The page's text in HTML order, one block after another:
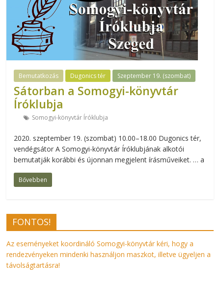
Bemutatkozás Dugonics tér Szeptember 19. (szombat)
Sátorban a Somogyi-könyvtár
Íróklubja
Somogyi-könyvtár Íróklubja
2020. szeptember 19. (szombat) 10.00–18.00 Dugonics tér,
vendégsátor A Somogyi-könyvtár Íróklubjának alkotói
bemutatják korábbi és újonnan megjelent írásműveiket. … a
Bővebben
FONTOS!
Az eseményeket koordináló Somogyi-könyvtár kéri, hogy a
rendezvényeken mindenki használjon maszkot, illetve ügyeljen a
távolságtartásra!